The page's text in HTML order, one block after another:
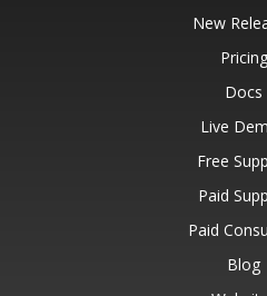
New
Pricing
Docs
Live
Free
Paid
Paid
Blog